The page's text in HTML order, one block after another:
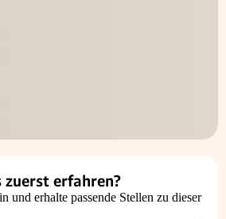
zuerst erfahren?
und erhalte passende Stellen zu dieser